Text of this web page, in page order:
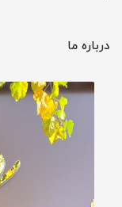
درباره ما